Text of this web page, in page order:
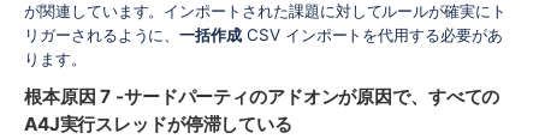
が関連しています。インポートされた課題に対してルールが確実にト
リガーされるように、一括作成 CSV インポートを代用する必要があ
ります。
根本原因 7 -サードパーティのアドオンが原因で、すべての
A4J実行スレッドが停滞している